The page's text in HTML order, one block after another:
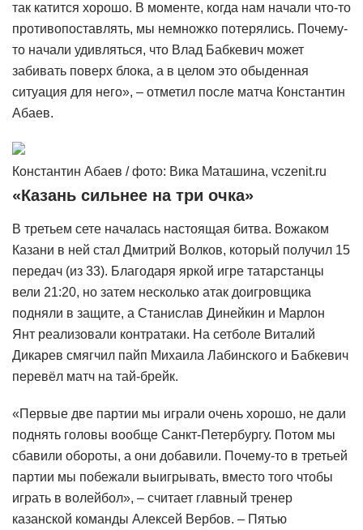
так катится хорошо. В моменте, когда нам начали что-то
противопоставлять, мы немножко потерялись. Почему-
то начали удивляться, что Влад Бабкевич может
забивать поверх блока, а в целом это обыденная
ситуация для него», – отметил после матча Константин
Абаев.
Константин Абаев / фото: Вика Маташина, vczenit.ru
«Казань сильнее на три очка»
В третьем сете началась настоящая битва. Вожаком
Казани в ней стал Дмитрий Волков, который получил 15
передач (из 33). Благодаря яркой игре татарстанцы
вели 21:20, но затем несколько атак доигровщика
подняли в защите, а Станислав Динейкин и Марлон
Янт реализовали контратаки. На сетболе Виталий
Дикарев смягчил пайп Михаила Лабинского и Бабкевич
перевёл матч на тай-брейк.
«Первые две партии мы играли очень хорошо, не дали
поднять головы вообще Санкт-Петербургу. Потом мы
сбавили обороты, а они добавили. Почему-то в третьей
партии мы побежали выигрывать, вместо того чтобы
играть в волейбол», – считает главный тренер
казанской команды Алексей Вербов. – Пятью